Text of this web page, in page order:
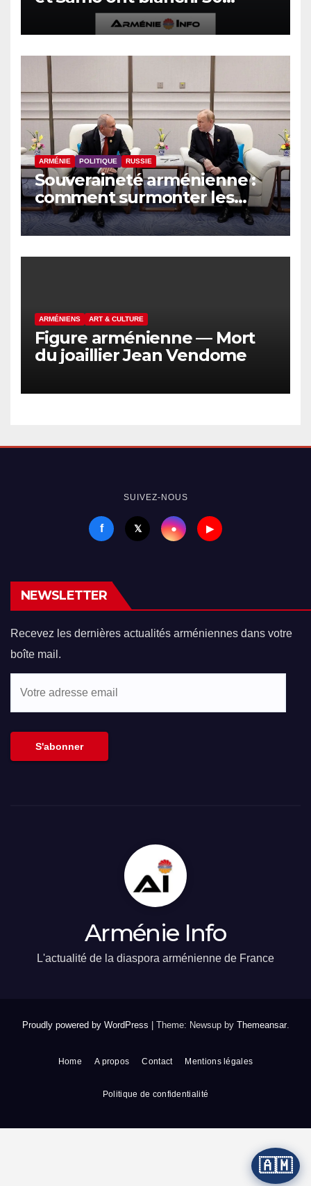
millions de dollars : ils
veulent un nouveau « 27
ARMÉNIE POLITIQUE RUSSIE
Souveraineté arménienne :
comment surmonter les
sanctions russes, selon
Hovsep Khurshudyan
ARMÉNIENS ART & CULTURE
Figure arménienne — Mort
du joaillier Jean Vendome
SUIVEZ-NOUS
f 𝕏 ● ▶
NEWSLETTER
Recevez les dernières actualités arméniennes dans votre
boîte mail.
S'abonner
Arménie Info
L'actualité de la diaspora arménienne de France
Proudly powered by WordPress Theme: Newsup by Themeansar.
Home A propos Contact Mentions légales
Politique de confidentialité
🇦🇲